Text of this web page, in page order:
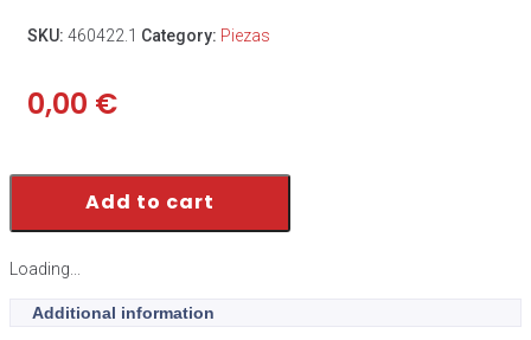
SKU: 460422.1 Category: Piezas
0,00 €
Add to cart
Loading...
Additional information